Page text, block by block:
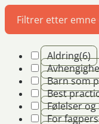
Filtrer etter emne
Aldring(6)
Barn som
Best
Følelser
For